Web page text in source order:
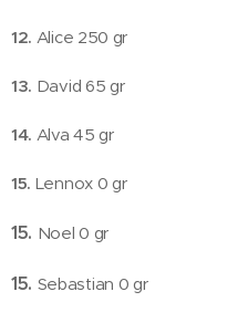
12. Alice 250 gr
13. David 65 gr
14. Alva 45 gr
15. Lennox 0 gr
15. Noel 0 gr
15. Sebastian 0 gr